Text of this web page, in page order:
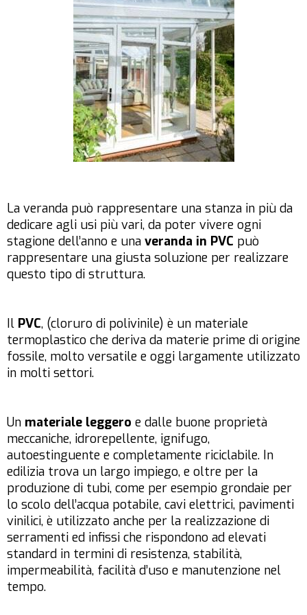
La veranda può rappresentare una stanza in più da
dedicare agli usi più vari, da poter vivere ogni
stagione dell’anno e una veranda in PVC può
rappresentare una giusta soluzione per realizzare
questo tipo di struttura.
Il PVC, (cloruro di polivinile) è un materiale
termoplastico che deriva da materie prime di origine
fossile, molto versatile e oggi largamente utilizzato
in molti settori.
Un materiale leggero e dalle buone proprietà
meccaniche, idrorepellente, ignifugo,
autoestinguente e completamente riciclabile. In
edilizia trova un largo impiego, e oltre per la
produzione di tubi, come per esempio grondaie per
lo scolo dell’acqua potabile, cavi elettrici, pavimenti
vinilici, è utilizzato anche per la realizzazione di
serramenti ed infissi che rispondono ad elevati
standard in termini di resistenza, stabilità,
impermeabilità, facilità d’uso e manutenzione nel
tempo.